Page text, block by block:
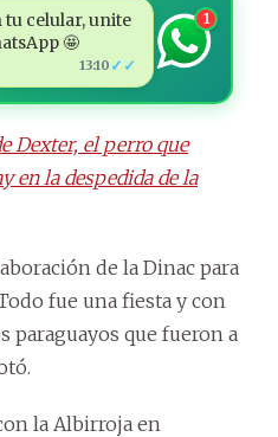
tu celular, unite
🤩
13:10 ✓✓
1
Dexter, el perro que
en la despedida de la
de la Dinac para
fue una fiesta y con
paraguayos que fueron a
la Albirroja en